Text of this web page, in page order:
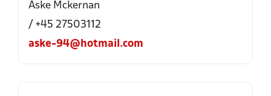
Aske Mckernan
/ +45 27503112
aske-94@hotmail.com